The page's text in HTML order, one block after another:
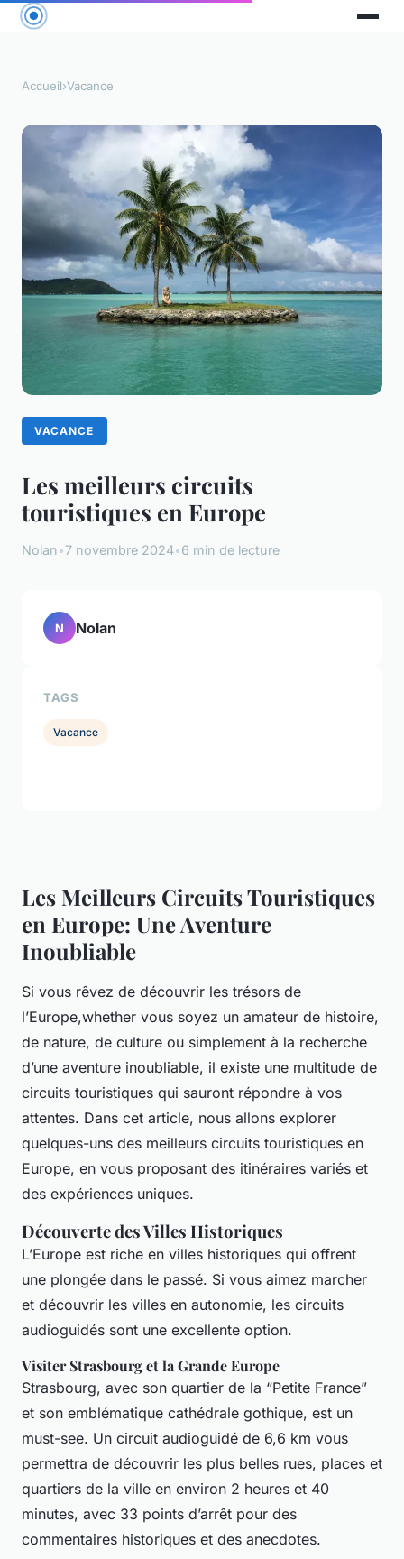
Accueil›Vacance
VACANCE
Les meilleurs circuits
touristiques en Europe
Nolan•7 novembre 2024•6 min de lecture
Les Meilleurs Circuits Touristiques
en Europe: Une Aventure
Inoubliable
Si vous rêvez de découvrir les trésors de
l’Europe,whether vous soyez un amateur de histoire,
de nature, de culture ou simplement à la recherche
d’une aventure inoubliable, il existe une multitude de
circuits touristiques qui sauront répondre à vos
attentes. Dans cet article, nous allons explorer
quelques-uns des meilleurs circuits touristiques en
Europe, en vous proposant des itinéraires variés et
des expériences uniques.
Découverte des Villes Historiques
L’Europe est riche en villes historiques qui offrent
une plongée dans le passé. Si vous aimez marcher
et découvrir les villes en autonomie, les circuits
audioguidés sont une excellente option.
Visiter Strasbourg et la Grande Europe
Strasbourg, avec son quartier de la “Petite France”
et son emblématique cathédrale gothique, est un
must-see. Un circuit audioguidé de 6,6 km vous
permettra de découvrir les plus belles rues, places et
quartiers de la ville en environ 2 heures et 40
minutes, avec 33 points d’arrêt pour des
commentaires historiques et des anecdotes.
N Nolan
TAGS
Vacance